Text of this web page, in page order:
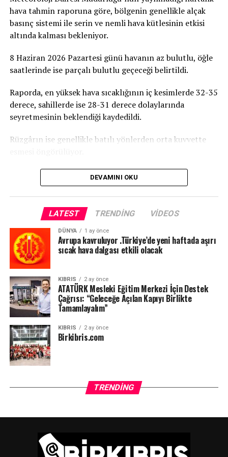
hava tahmin raporuna göre, bölgenin genellikle alçak
basınç sistemi ile serin ve nemli hava kütlesinin etkisi
altında kalması bekleniyor.
8 Haziran 2026 Pazartesi günü havanın az bulutlu, öğle
saatlerinde ise parçalı bulutlu geçeceği belirtildi.
Raporda, en yüksek hava sıcaklığının iç kesimlerde 32-35
derece, sahillerde ise 28-31 derece dolaylarında
seyretmesinin beklendiği kaydedildi.
Rüzgârın ise genellikle batılı yönlerden orta kuvvette
DEVAMINI OKU
LATEST TRENDING VIDEOS
DÜNYA 1 ay önce
Avrupa kavruluyor .Türkiye’de yeni haftada aşırı
sıcak hava dalgası etkili olacak
KIBRIS 2 ay önce
ATATÜRK Mesleki Eğitim Merkezi İçin Destek
Çağrısı: “Geleceğe Açılan Kapıyı Birlikte
Tamamlayalım”
KIBRIS 2 ay önce
Birkibris.com
TRENDING